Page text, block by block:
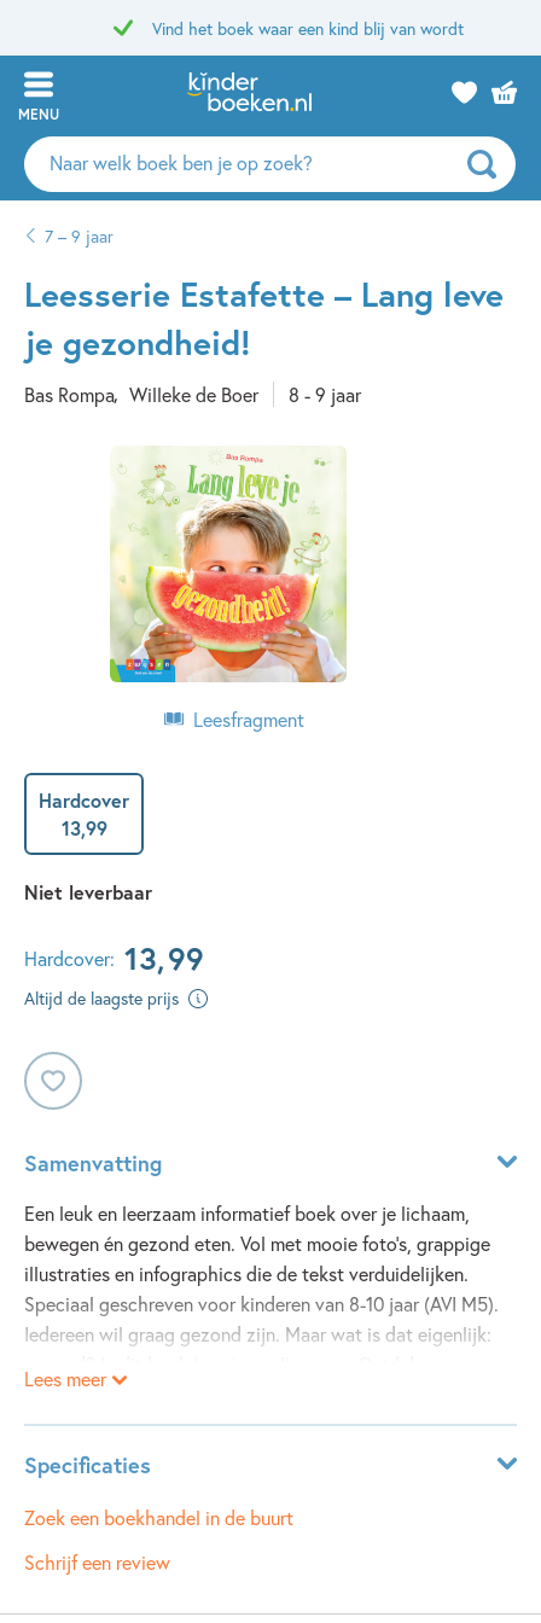
Vind het boek waar een kind blij van wordt
MENU
Zoeken
naar
auteurs
uitgevers
7 – 9 jaar
Leesserie Estafette – Lang leve
je gezondheid!
Bas Rompa Willeke de Boer 8 - 9 jaar
Leesfragment
Hardcover
13,99
Niet leverbaar
Hardcover: 13,99
Altijd de laagste prijs
Samenvatting
Een leuk en leerzaam informatief boek over je lichaam,
bewegen én gezond eten. Vol met mooie foto's, grappige
illustraties en infographics die de tekst verduidelijken.
Speciaal geschreven voor kinderen van 8-10 jaar (AVI M5).
Iedereen wil graag gezond zijn. Maar wat is dat eigenlijk:
bewegen goed is voor je gezondheid. Kijk wat je allemaal
moet eten om gezond te blijven. Met heel veel weetjes.
Lees smakelijk!
Lees meer
Specificaties
Leeftijdsindicatie: 8 - 9 jaar
ISBN:
9789048732968
Zoek een boekhandel in de buurt
Schrijf een review